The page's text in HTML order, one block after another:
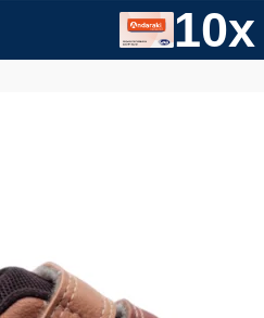
10x